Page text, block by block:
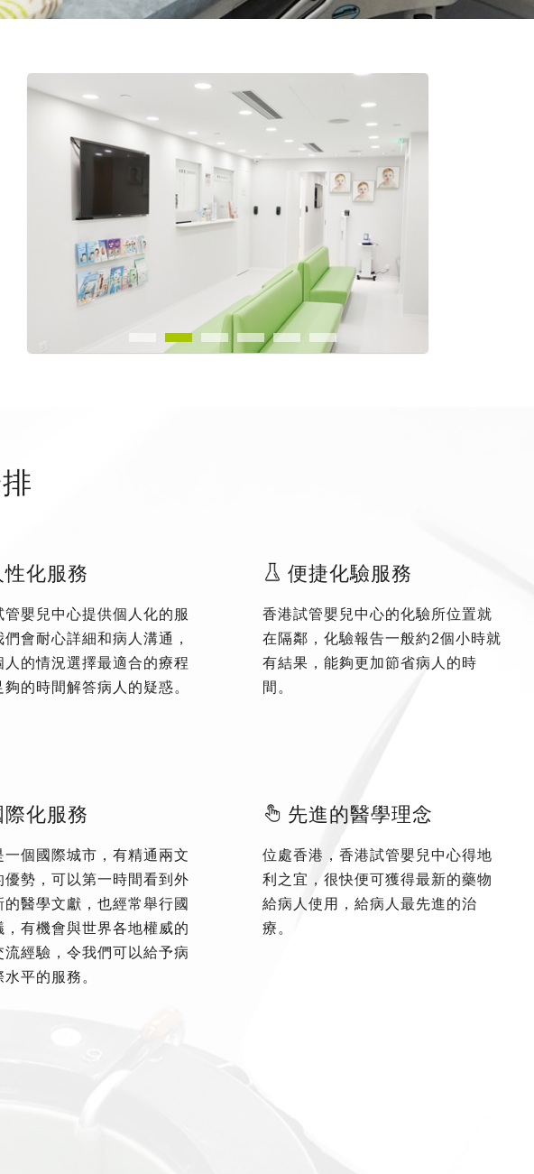
性化服務
管嬰兒中心提供個人化的服
們會耐心詳細和病人溝通，
人的情況選擇最適合的療程
夠的時間解答病人的疑惑。
便捷化驗服務
香港試管嬰兒中心的化驗所位置就
在隔鄰，化驗報告一般約2個小時就
有結果，能夠更加節省病人的時
間。
際化服務
一個國際城市，有精通兩文
優勢，可以第一時間看到外
的醫學文獻，也經常舉行國
，有機會與世界各地權威的
流經驗，令我們可以給予病
水平的服務。
先進的醫學理念
位處香港，香港試管嬰兒中心得地
利之宜，很快便可獲得最新的藥物
給病人使用，給病人最先進的治
療。